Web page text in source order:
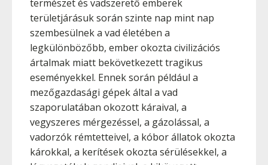
természet és vadszerető emberek
területjárásuk során szinte nap mint nap
szembesülnek a vad életében a
legkülönbözőbb, ember okozta civilizációs
ártalmak miatt bekövetkezett tragikus
eseményekkel. Ennek során például a
mezőgazdasági gépek által a vad
szaporulatában okozott káraival, a
vegyszeres mérgezéssel, a gázolással, a
vadorzók rémtetteivel, a kóbor állatok okozta
károkkal, a kerítések okozta sérülésekkel, a